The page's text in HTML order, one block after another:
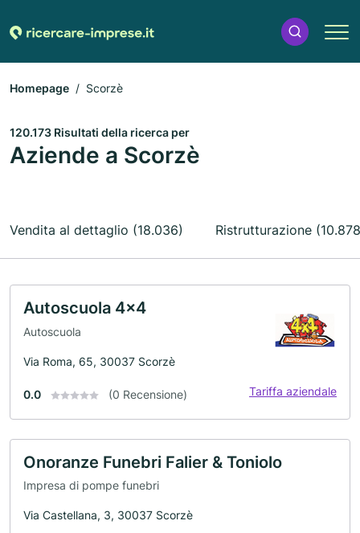
Homepage Scorzè
120.173 Risultati della ricerca per
Aziende a Scorzè
Vendita al dettaglio (18.036) Ristrutturazione
Autoscuola 4x4
Autoscuola
Via Roma, 65, 30037 Scorzè
0.0 (0 Recensione) Tariffa aziendale
Onoranze Funebri Falier & Toniolo
Impresa di pompe funebri
Via Castellana, 3, 30037 Scorzè